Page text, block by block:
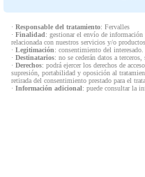
· Responsable del tratamiento: Fervalles
· Finalidad: gestionar el envío de información
relacionada con nuestros servicios y/o productos.
· Legitimación: consentimiento del interesado.
· Destinatarios: no se cederán datos a
· Derechos: podrá ejercer los derechos de
supresión, portabilidad y oposición al
retirada del consentimiento prestado para el
· Información adicional: puede consultar la